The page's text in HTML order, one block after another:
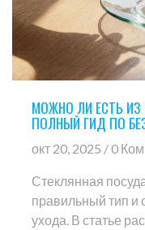
МОЖНО ЛИ ЕСТЬ
ПОЛНЫЙ ГИД ПО
окт 20, 2025 / 0
Стеклянная
правильный тип и
ухода. В статье